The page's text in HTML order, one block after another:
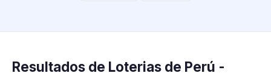
Resultados de Loterias de Perú -